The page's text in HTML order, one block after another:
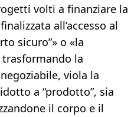
volti a finanziare la
all’accesso al
sicuro”» o «la
trasformando la
viola la
a “prodotto”, sia
il corpo e il